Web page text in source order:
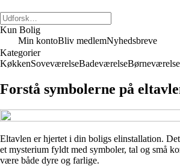
Kun Bolig
Min kontoBliv medlemNyhedsbreve
Kategorier
KøkkenSoveværelseBadeværelseBørneværelse
Forstå symbolerne på
Eltavlen er hjertet i din boligs elinstallation.
et mysterium fyldt med symboler, tal og små
være både dyre og farlige.